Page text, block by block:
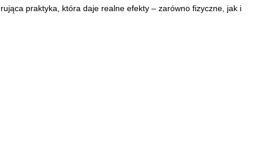
praktyka, która daje realne efekty – zarówno fizyczne, jak i